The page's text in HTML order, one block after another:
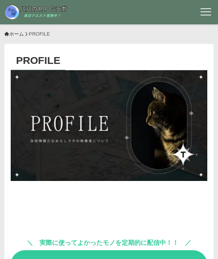
ホーム PROFILE
PROFILE
実際に使ってよかったモノを定期的に配信中！！